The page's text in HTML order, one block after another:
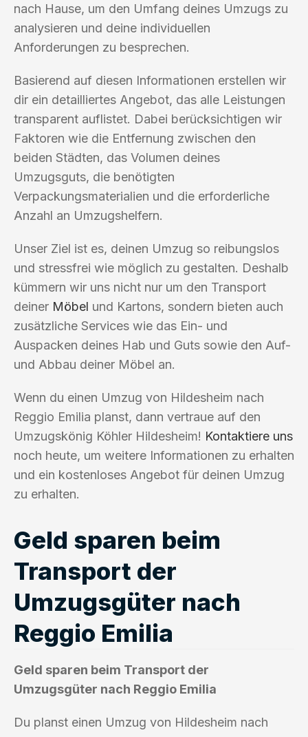
nach Hause, um den Umfang deines Umzugs zu
analysieren und deine individuellen
Anforderungen zu besprechen.
Basierend auf diesen Informationen erstellen wir
dir ein detailliertes Angebot, das alle Leistungen
transparent auflistet. Dabei berücksichtigen wir
Faktoren wie die Entfernung zwischen den
beiden Städten, das Volumen deines
Umzugsguts, die benötigten
Verpackungsmaterialien und die erforderliche
Anzahl an Umzugshelfern.
Unser Ziel ist es, deinen Umzug so reibungslos
und stressfrei wie möglich zu gestalten. Deshalb
kümmern wir uns nicht nur um den Transport
deiner Möbel und Kartons, sondern bieten auch
zusätzliche Services wie das Ein- und
Auspacken deines Hab und Guts sowie den Auf-
und Abbau deiner Möbel an.
Wenn du einen Umzug von Hildesheim nach
Reggio Emilia planst, dann vertraue auf den
Umzugskönig Köhler Hildesheim! Kontaktiere uns
noch heute, um weitere Informationen zu erhalten
und ein kostenloses Angebot für deinen Umzug
zu erhalten.
Geld sparen beim
Transport der
Umzugsgüter nach
Reggio Emilia
Geld sparen beim Transport der
Umzugsgüter nach Reggio Emilia
Du planst einen Umzug von Hildesheim nach